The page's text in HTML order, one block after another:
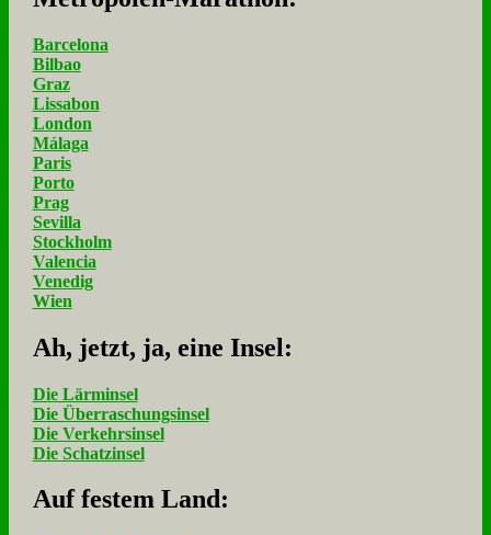
Barcelona
Bilbao
Graz
Lissabon
London
Málaga
Paris
Porto
Prag
Sevilla
Stockholm
Valencia
Venedig
Wien
Ah, jetzt, ja, ei­ne In­sel:
Die Lärminsel
Die Überraschungsinsel
Die Verkehrsinsel
Die Schatzinsel
Auf fe­stem Land: